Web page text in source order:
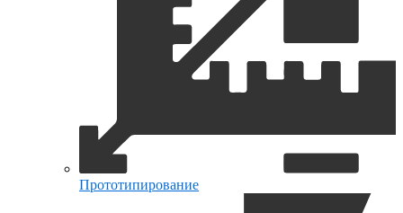
Прототипирование